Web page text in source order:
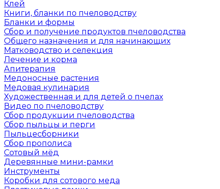
Клей
Книги, бланки по пчеловодству
Бланки и формы
Сбор и получение продуктов пчеловодства
Общего назначения и для начинающих
Матководство и селекция
Лечение и корма
Апитерапия
Медоносные растения
Медовая кулинария
Художественная и для детей о пчелах
Видео по пчеловодству
Сбор продукции пчеловодства
Сбор пыльцы и перги
Пыльцесборники
Сбор прополиса
Сотовый мёд
Деревянные мини-рамки
Инструменты
Коробки для сотового меда